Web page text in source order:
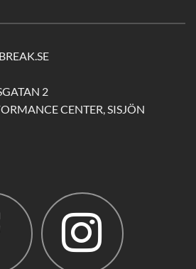
2
CENTER, SISJÖN